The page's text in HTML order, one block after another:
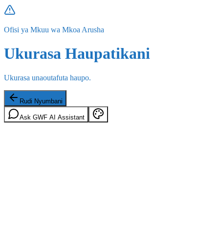
Ofisi ya Mkuu wa Mkoa Arusha
Ukurasa Haupatikani
Ukurasa unaoutafuta haupo.
Rudi Nyumbani
Ask GWF AI Assistant